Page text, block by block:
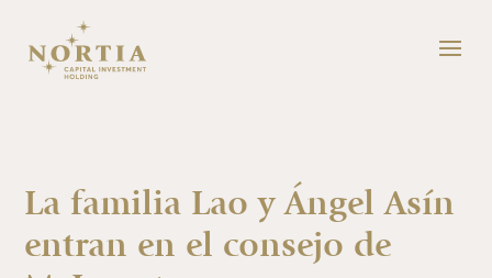
La familia Lao y Ángel Asín
entran en el consejo de